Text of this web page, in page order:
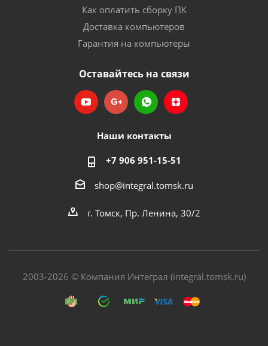
Как оплатить сборку ПК
Доставка компьютеров
Гарантия на компьютеры
Оставайтесь на связи
Наши контакты
+7 906 951-15-51
shop@integral.tomsk.ru
г. Томск, Пр. Ленина, 30/2
2003-2026 © Компания Интеграл (integral.tomsk.ru)